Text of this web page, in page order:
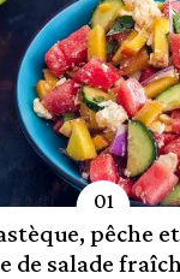
pêche
de salade